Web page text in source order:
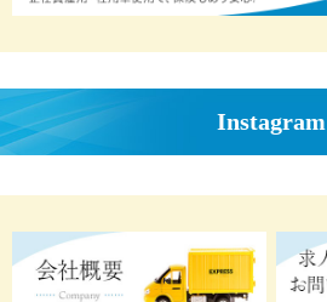
Instagram